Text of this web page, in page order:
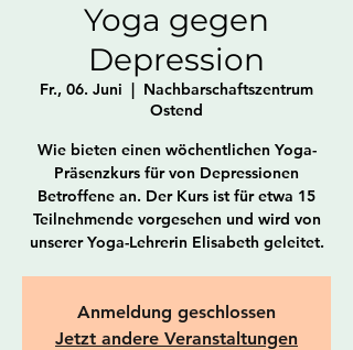
Yoga gegen
Depression
Fr., 06. Juni
  |
Nachbarschaftszentrum
Ostend
Wie bieten einen wöchentlichen Yoga-
Präsenzkurs für von Depressionen
Betroffene an. Der Kurs ist für etwa 15
Teilnehmende vorgesehen und wird von
unserer Yoga-Lehrerin Elisabeth geleitet.
Anmeldung geschlossen
Jetzt andere Veranstaltungen